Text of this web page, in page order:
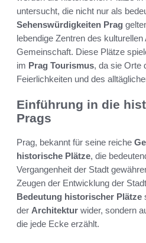
untersucht, die nicht nur als
Sehenswürdigkeiten Prag
lebendige Zentren des
Gemeinschaft. Diese Plätze
im Prag Tourismus, da sie Orte
Feierlichkeiten und des
Einführung in die
Prags
Prag, bekannt für seine reiche
historische Plätze, die
Vergangenheit der Stadt
Zeugen der Entwicklung der
Bedeutung historischer Plätze
der Architektur wider, sondern
die jede Ecke erzählt.